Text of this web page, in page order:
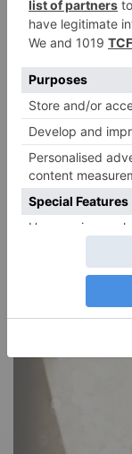
Narzissmus in